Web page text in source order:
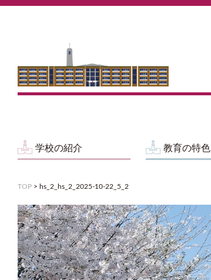
学校の紹介 教育の特色
TOP > hs_2_hs_2_2025-10-22_5_2